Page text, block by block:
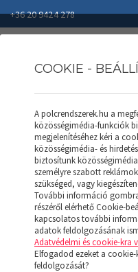
+36 20 9424 278
Polcrendszerek Termékek
COOKIE -
A polcrendszerek.hu a
közösségimédia-funkciók
megjelenítéséhez kéri a
közösségimédia- és
biztosítunk
személyre szabott
szükséged, vagy
További információ
részéről elérhető Cookie-
kapcsolatos további
adatok feldolgozásának
Adatvédelmi és cookie-
Elfogadod ezeket a
feldolgozását?